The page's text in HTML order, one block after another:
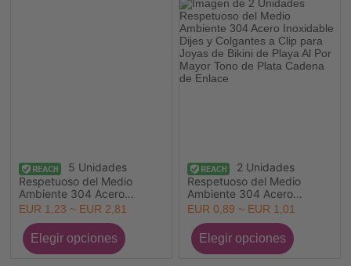
5 Unidades
Respetuoso del Medio
Ambiente 304 Acero
Inoxidable Deporte
Colgantes Al Por Mayor 3D
EUR 1,23 ~ EUR 2,81
2 Unidades
Respetuoso del Medio
Ambiente 304 Acero
Inoxidable Dijes y
Colgantes a Clip para Joyas
de Bikini de Playa Al Por
Mayor Tono de Plata
Cadena de Enlace
EUR 0,89 ~ EUR 1,01